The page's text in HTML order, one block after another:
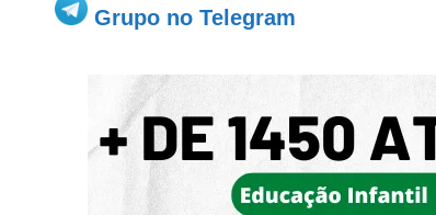
Grupo no Telegram